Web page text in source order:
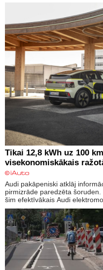
Tikai 12,8 kWh uz 100
visekonomiskākais
Audi pakāpeniski atklāj
pirmizrāde paredzēta
šim efektīvākais Audi